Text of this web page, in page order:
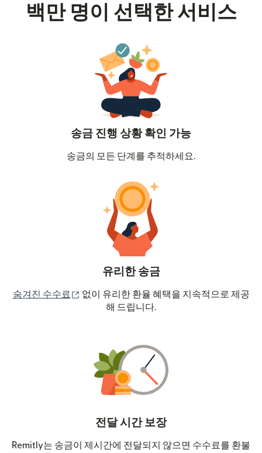
백만 명이 선택한 서비스
송금 진행 상황 확인 가능
송금의 모든 단계를 추적하세요.
유리한 송금
숨겨진 수수료 (새 창에서 열림)
없이 유리한 환율 혜택을 지속적으로 제공
해 드립니다.
전달 시간 보장
Remitly는 송금이 제시간에 전달되지 않으면 수수료를 환불